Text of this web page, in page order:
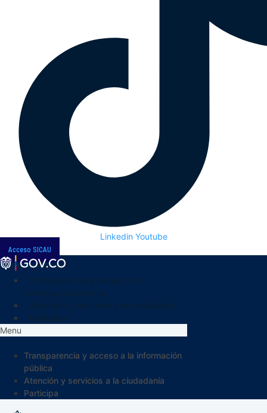
Linkedin Youtube
Acceso SICAU
Menu
Transparencia y acceso a la información
pública
Atención y servicios a la ciudadanía
Participa